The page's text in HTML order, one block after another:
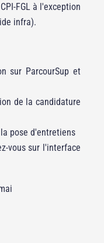
FGL à l'exception
infra).
sur ParcourSup et
de la candidature
pose d'entretiens
vous sur l'interface